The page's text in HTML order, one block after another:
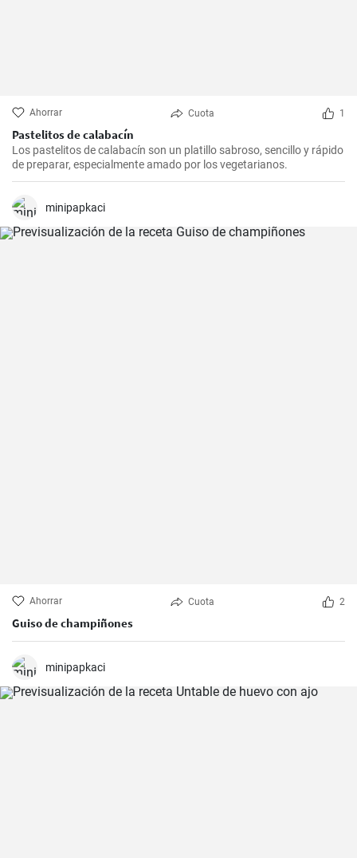
Ahorrar Cuota 1
Pastelitos de calabacín
Los pastelitos de calabacín son un platillo sabroso, sencillo y rápido
de preparar, especialmente amado por los vegetarianos.
minipapkaci
Ahorrar Cuota 2
Guiso de champiñones
minipapkaci